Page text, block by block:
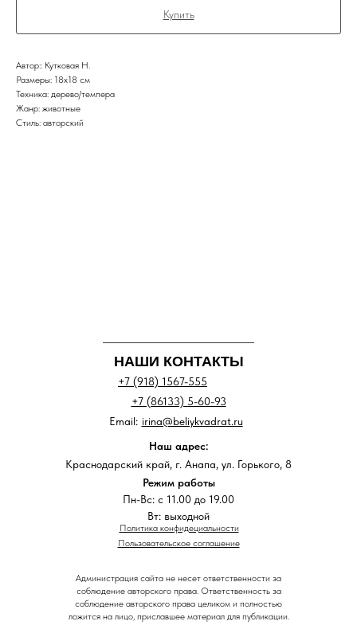
Купить
Автор:: Кутковая Н.
Размеры: 18х18 см
Техника: дерево/темпера
Жанр: животные
Стиль: авторский
Политика конфидециальности
Пользовательское соглашение
НАШИ КОНТАКТЫ
+7 (918) 1567-555
+7 (86133) 5-60-93
Наш адрес:
Краснодарский край, г. Анапа, ул. Горького, 8
Администрация сайта не несет ответственности за
соблюдение авторского права. Ответственность за
соблюдение авторского права целиком и полностью
ложится на лицо, приславшее материал для публикации.
Режим работы
Пн-Вс: с 11.00 до 19.00
Вт: выходной
irina@beliykvadrat.ru
Email: